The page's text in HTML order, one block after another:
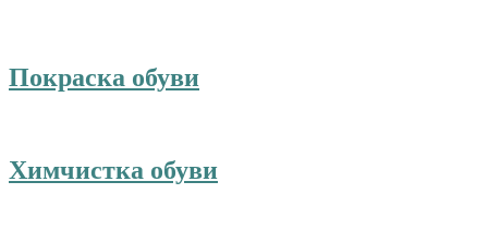
Покраска обуви
Химчистка обуви